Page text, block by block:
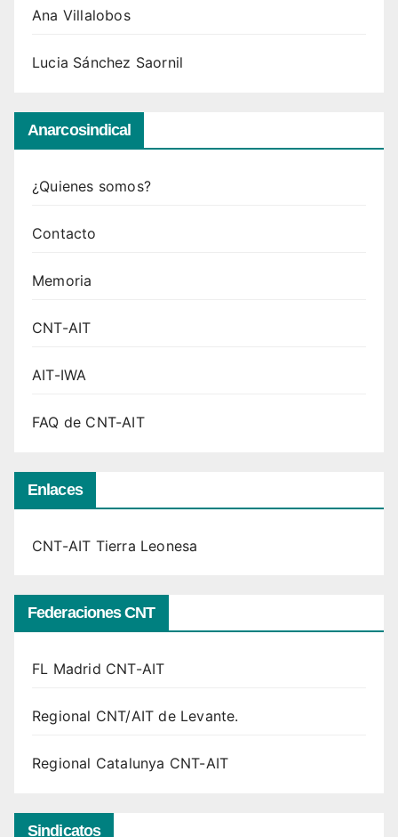
Ana Villalobos
Lucia Sánchez Saornil
Anarcosindical
¿Quienes somos?
Contacto
Memoria
CNT-AIT
AIT-IWA
FAQ de CNT-AIT
Enlaces
CNT-AIT Tierra Leonesa
Federaciones CNT
FL Madrid CNT-AIT
Regional CNT/AIT de Levante.
Regional Catalunya CNT-AIT
Sindicatos